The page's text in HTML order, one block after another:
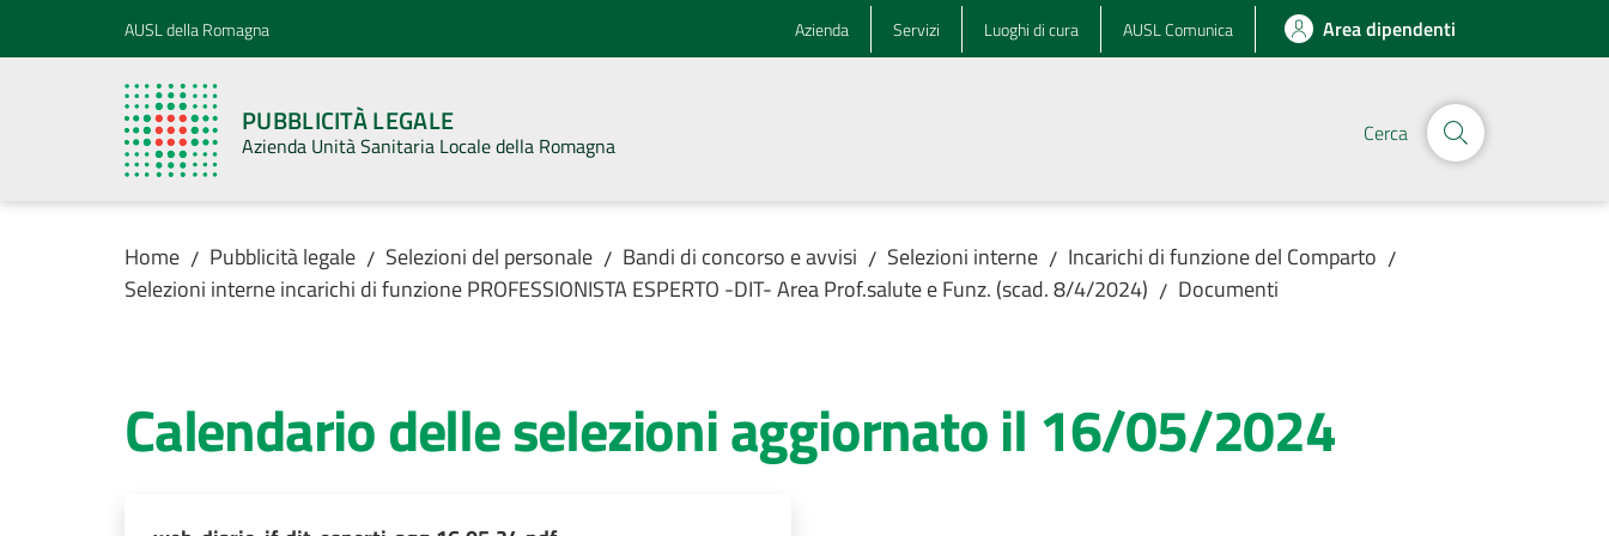
Vai al contenuto
Vai alla navigazioneAUSL della Romagna Azienda Servizi Luoghi di cura AUSL Comunica Area dipendenti
PUBBLICITÀ LEGALE
Azienda Unità Sanitaria Locale della Romagna Cerca
Home / Pubblicità legale / Selezioni del personale / Bandi di concorso e avvisi / Selezioni interne / Incarichi di funzione del Comparto /
Selezioni interne incarichi di funzione PROFESSIONISTA ESPERTO -DIT- Area Prof.salute e Funz. (scad. 8/4/2024) / Documenti
Calendario delle selezioni aggiornato il 16/05/2024